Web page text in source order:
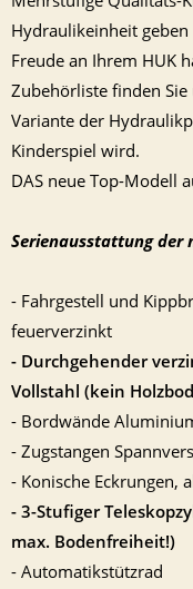
Hydraulikeinheit geben
Freude an Ihrem HUK
Zubehörliste finden
Variante der
Kinderspiel wird.
DAS neue Top-Modell
Serienausstattung der
- Fahrgestell und
feuerverzinkt
- Durchgehender
Vollstahl (kein
- Bordwände
- Zugstangen
- Konische Eckrungen,
- 3-Stufiger
max. Bodenfreiheit!)
- Automatikstützrad